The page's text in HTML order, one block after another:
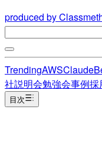
produced by
TrendingAWSClaude
社説明会勉強会事例採
目次